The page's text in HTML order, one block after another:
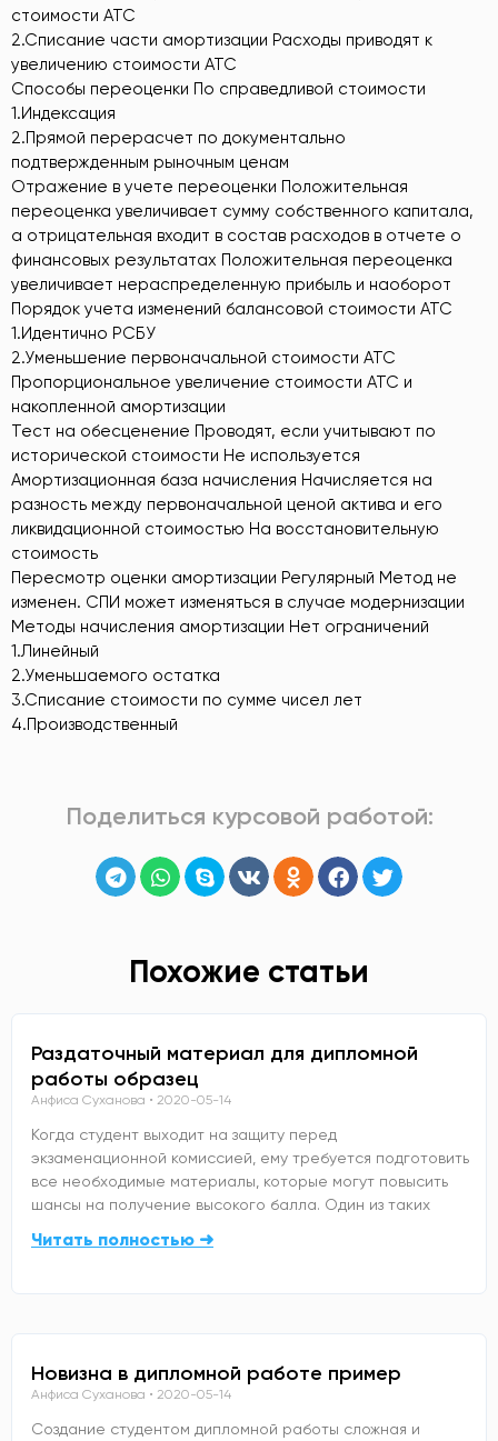
стоимости АТС
2.Списание части амортизации Расходы приводят к
увеличению стоимости АТС
Способы переоценки По справедливой стоимости
1.Индексация
2.Прямой перерасчет по документально
подтвержденным рыночным ценам
Отражение в учете переоценки Положительная
переоценка увеличивает сумму собственного капитала,
а отрицательная входит в состав расходов в отчете о
финансовых результатах Положительная переоценка
увеличивает нераспределенную прибыль и наоборот
Порядок учета изменений балансовой стоимости АТС
1.Идентично РСБУ
2.Уменьшение первоначальной стоимости АТС
Пропорциональное увеличение стоимости АТС и
накопленной амортизации
Тест на обесценение Проводят, если учитывают по
исторической стоимости Не используется
Амортизационная база начисления Начисляется на
разность между первоначальной ценой актива и его
ликвидационной стоимостью На восстановительную
стоимость
Пересмотр оценки амортизации Регулярный Метод не
изменен. СПИ может изменяться в случае модернизации
Методы начисления амортизации Нет ограничений
1.Линейный
2.Уменьшаемого остатка
3.Списание стоимости по сумме чисел лет
4.Производственный
Поделиться курсовой работой:
Похожие статьи
Раздаточный материал для дипломной
работы образец
Анфиса Суханова 2020-05-14
Когда студент выходит на защиту перед
экзаменационной комиссией, ему требуется подготовить
все необходимые материалы, которые могут повысить
шансы на получение высокого балла. Один из таких
Читать полностью ➜
Новизна в дипломной работе пример
Анфиса Суханова 2020-05-14
Создание студентом дипломной работы сложная и